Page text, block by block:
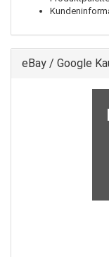
eBay / Google